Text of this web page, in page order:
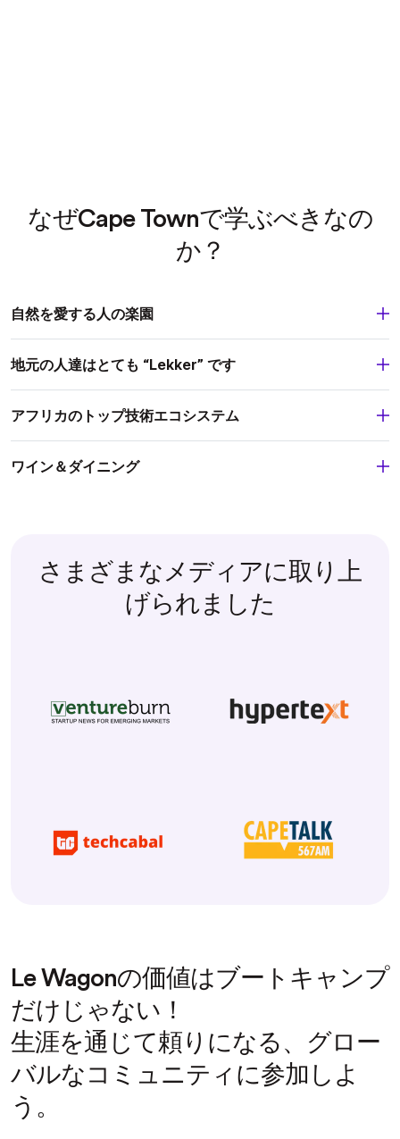
なぜCape Townで学ぶべきなの
か？
自然を愛する人の楽園
地元の人達はとても “Lekker” です
アフリカのトップ技術エコシステム
ワイン＆ダイニング
さまざまなメディアに取り上
げられました
Le Wagonの価値はブートキャンプ
だけじゃない！
生涯を通じて頼りになる、グロー
バルなコミュニティに参加しよ
う。